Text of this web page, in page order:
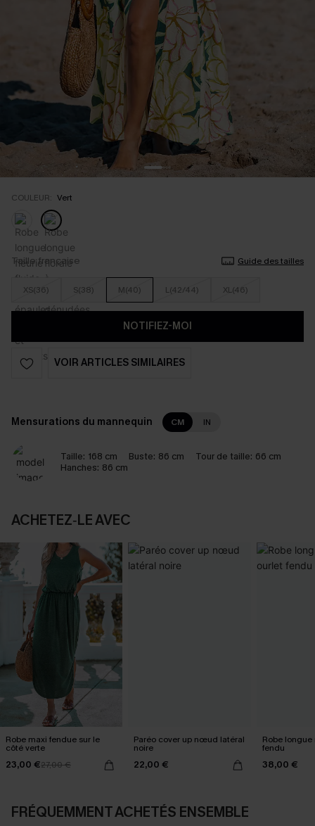
COULEUR: Vert
Taille française Guide des tailles
XS(36) S(38) M(40) L(42/44) XL(46)
NOTIFIEZ-MOI
VOIR ARTICLES SIMILAIRES
Mensurations du mannequin CM IN
Taille: 168 cm Buste: 86 cm Tour de taille: 66 cm
Hanches: 86 cm
ACHETEZ‑LE AVEC
Robe maxi fendue sur le
côté verte
23,00 €27,00 €
Paréo cover up nœud latéral
noire
22,00 €
Robe
fendu
38,00 €
FRÉQUEMMENT ACHETÉS ENSEMBLE